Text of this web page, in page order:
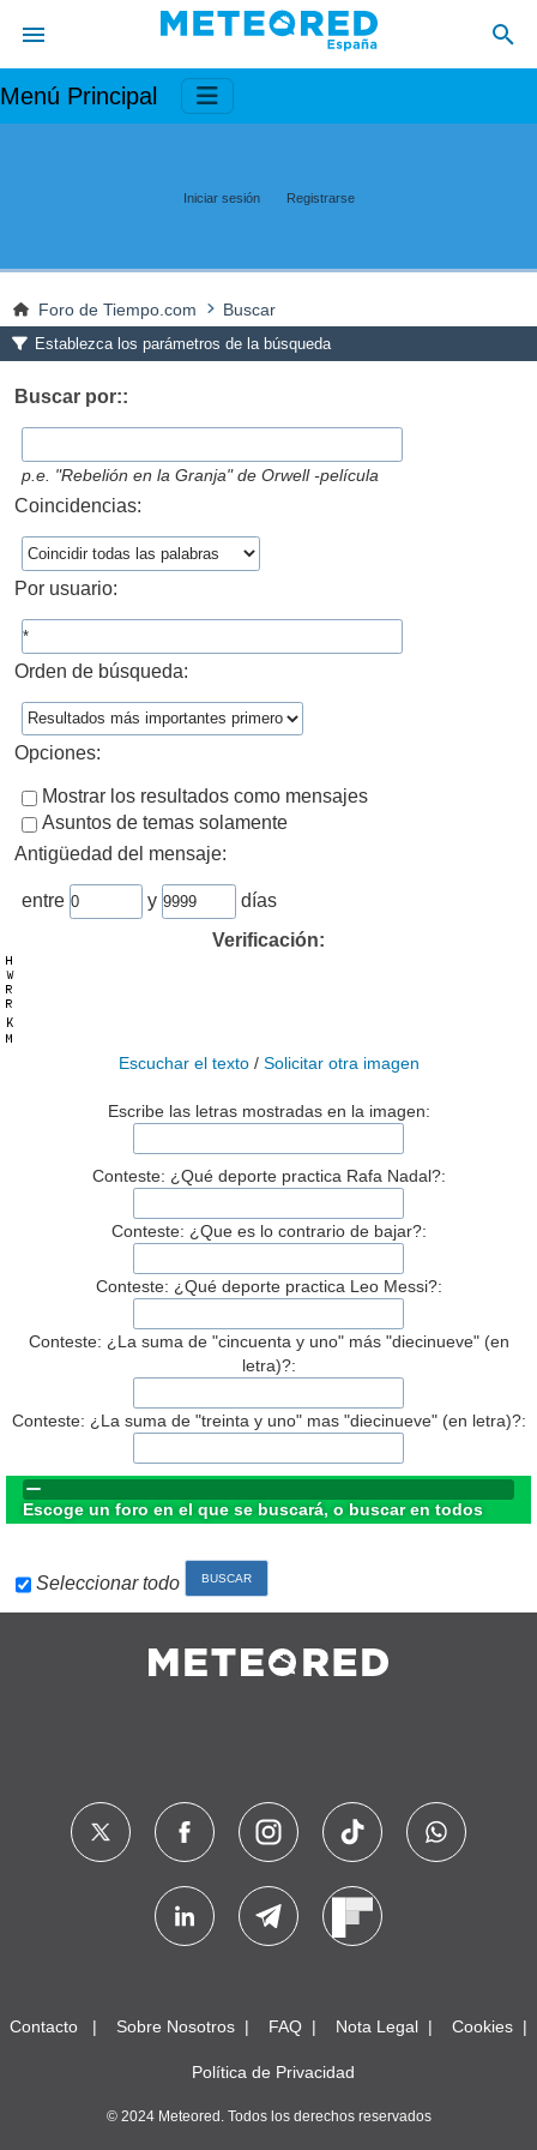
Menú Principal
Iniciar sesión Registrarse
Foro de Tiempo.com Buscar
Establezca los parámetros de la búsqueda
Buscar por::
p.e. "Rebelión en la Granja" de Orwell -película
Coincidencias:
Por usuario:
Orden de búsqueda:
Opciones:
Mostrar los resultados como mensajes
Asuntos de temas solamente
Antigüedad del mensaje:
entre y
días
Verificación:
Escuchar el texto/ Solicitar otra imagen
Escribe las letras mostradas en la imagen:
Conteste: ¿Qué deporte practica Rafa Nadal?:
Conteste: ¿Que es lo contrario de bajar?:
Conteste: ¿Qué deporte practica Leo Messi?:
Conteste: ¿La suma de "cincuenta y uno" más "diecinueve" (en
letra)?:
Conteste: ¿La suma de "treinta y uno" mas "diecinueve" (en letra)?:
Escoge un foro en el que se buscará, o buscar en todos
Seleccionar todo
Contacto Sobre Nosotros FAQ Nota Legal Cookies
Política de Privacidad
© 2024 Meteored. Todos los derechos reservados